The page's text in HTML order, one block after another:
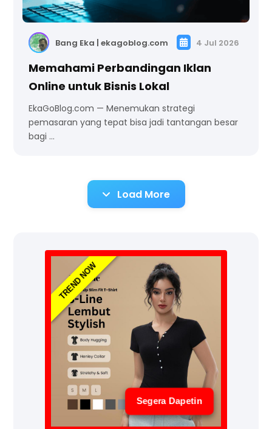
Bang Eka | ekagoblog.com 4 Jul 2026
Memahami Perbandingan Iklan
Online untuk Bisnis Lokal
EkaGoBlog.com — Menemukan strategi
pemasaran yang tepat bisa jadi tantangan besar
bagi …
Load More
TREND NOW
Segera Dapetin